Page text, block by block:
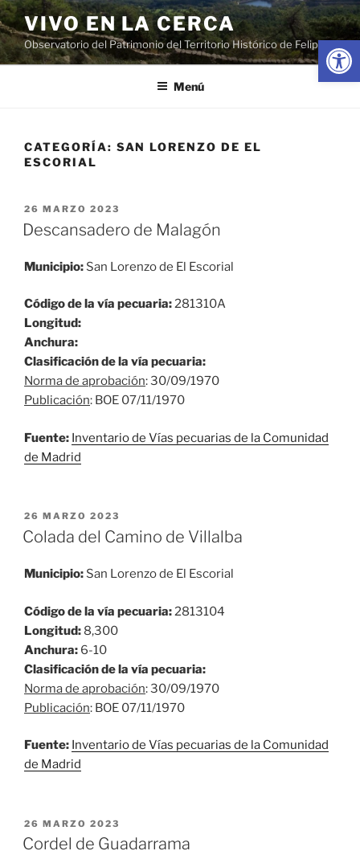
Abrir
Saltar
al
contenido
VIVO EN LA CERCA
Observatorio del Patrimonio del Territorio Histórico de Felipe II
Menú
CATEGORÍA: SAN LORENZO DE EL
ESCORIAL
PUBLICADO
EL
26 MARZO 2023
Descansadero de Malagón
Municipio: San Lorenzo de El Escorial
Código de la vía pecuaria:281310A
Longitud:
Anchura:
Clasificación de la vía pecuaria:
Norma de aprobación: 30/09/1970
Publicación: BOE 07/11/1970
Fuente: Inventario de Vías pecuarias de la Comunidad
de Madrid
PUBLICADO
EL
26 MARZO 2023
Colada del Camino de Villalba
Municipio: San Lorenzo de El Escorial
Código de la vía pecuaria: 2813104
Longitud: 8,300
Anchura: 6-10
Clasificación de la vía pecuaria:
Norma de aprobación: 30/09/1970
Publicación: BOE 07/11/1970
Fuente: Inventario de Vías pecuarias de la Comunidad
de Madrid
PUBLICADO
EL
26 MARZO 2023
Cordel de Guadarrama